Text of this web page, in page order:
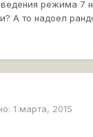
режима 7
А то надоел
1 марта, 2015